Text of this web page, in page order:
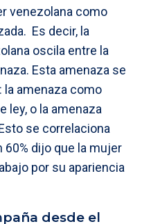
venezolana como
Es decir, la
oscila entre la
Esta amenaza se
la amenaza como
ley, o la amenaza
se correlaciona
60% dijo que la mujer
por su apariencia
desde el